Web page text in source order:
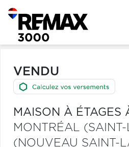
VENDU
MAISON À ÉTAGES
MONTRÉAL
(NOUVEAU SAINT-